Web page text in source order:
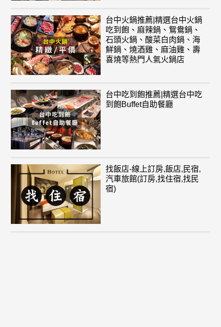
台中火鍋推薦|精選台中火鍋
吃到飽、麻辣鍋、鴛鴦鍋、
石頭火鍋、酸菜白肉鍋、海
鮮鍋、燒酒雞、麻油雞、壽
喜燒等熱門人氣火鍋店
台中吃到飽推薦|精選台中吃
到飽Buffet自助餐廳
找飯店-線上訂房,飯店,民宿,
汽車旅館(訂房,找住宿,找民
宿)